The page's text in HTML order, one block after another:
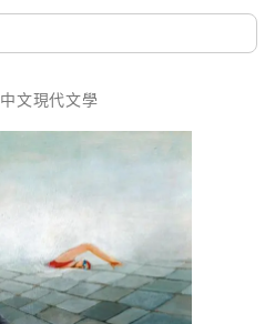
中文現代文學